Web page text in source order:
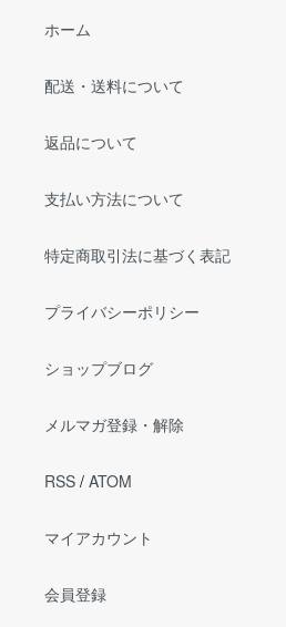
ホーム
配送・送料について
返品について
支払い方法について
特定商取引法に基づく表記
プライバシーポリシー
ショップブログ
メルマガ登録・解除
RSS / ATOM
マイアカウント
会員登録